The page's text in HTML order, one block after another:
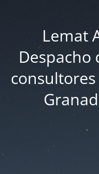
Lemat
Despacho